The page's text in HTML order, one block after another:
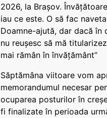
2026, la Brașov.
iau ce este. O să fac
Doamne-ajută, dar dacă în
nu reușesc să mă
mai rămân în învățământ”
Săptămâna viitoare vom
memorandumul necesar
ocuparea posturilor în
fi finalizate în perioada